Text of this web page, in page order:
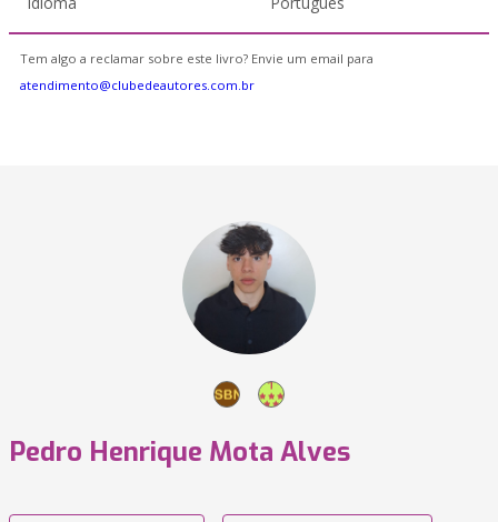
Tem algo a reclamar sobre este livro? Envie um email para
atendimento@clubedeautores.com.br
Pedro Henrique Mota Alves